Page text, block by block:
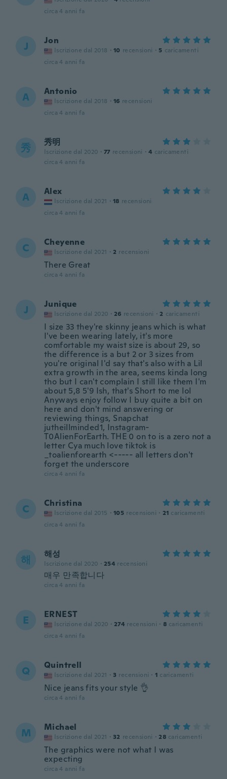
circa 4 anni fa
J Jon
Iscrizione dal 2018 · 10 recensioni · 5 caricamenti
circa 4 anni fa
A Antonio
Iscrizione dal 2018 · 16 recensioni
circa 4 anni fa
秀 秀明
Iscrizione dal 2020 · 77 recensioni · 4 caricamenti
circa 4 anni fa
A Alex
Iscrizione dal 2021 · 18 recensioni
circa 4 anni fa
C Cheyenne
Iscrizione dal 2021 · 2 recensioni
There Great
circa 4 anni fa
J Junique
Iscrizione dal 2020 · 26 recensioni · 2 caricamenti
I size 33 they're skinny jeans which is what
I've been wearing lately, it's more
comfortable my waist size is about 29, so
the difference is a but 2 or 3 sizes from
you're original I'd say that's also with a Lil
extra growth in the area, seems kinda long
tho but I can't complain I still like them I'm
about 5,8 5'9 Ish, that's Short to me lol
Anyways enjoy follow I buy quite a bit on
here and don't mind answering or
reviewing things, Snapchat
jutheillminded1, Instagram-
T0AlienForEarth. THE 0 on to is a zero not a
letter Cya much love tiktok is
_toalienforearth <----- all letters don't
forget the underscore
circa 4 anni fa
C Christina
Iscrizione dal 2015 · 105 recensioni · 21 caricamenti
circa 4 anni fa
해 해성
Iscrizione dal 2020 · 254 recensioni
매우 만족합니다
circa 4 anni fa
E ERNEST
Iscrizione dal 2020 · 274 recensioni · 8 caricamenti
circa 4 anni fa
Q Quintrell
Iscrizione dal 2021 · 3 recensioni · 1 caricamenti
Nice jeans fits your style 👌
circa 4 anni fa
M Michael
Iscrizione dal 2021 · 32 recensioni · 28 caricamenti
The graphics were not what I was
expecting
circa 4 anni fa